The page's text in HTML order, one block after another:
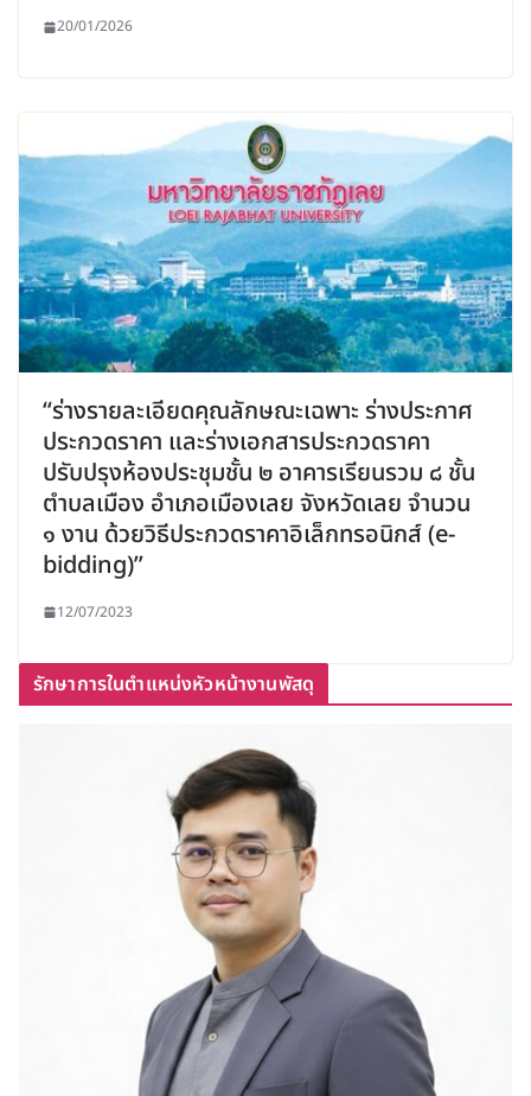
20/01/2026
“ร่างรายละเอียดคุณลักษณะเฉพาะ ร่างประกาศ
ประกวดราคา และร่างเอกสารประกวดราคา
ปรับปรุงห้องประชุมชั้น ๒ อาคารเรียนรวม ๘ ชั้น
ตำบลเมือง อำเภอเมืองเลย จังหวัดเลย จำนวน
๑ งาน ด้วยวิธีประกวดราคาอิเล็กทรอนิกส์ (e-
bidding)”
12/07/2023
รักษาการในตำแหน่งหัวหน้างานพัสดุ